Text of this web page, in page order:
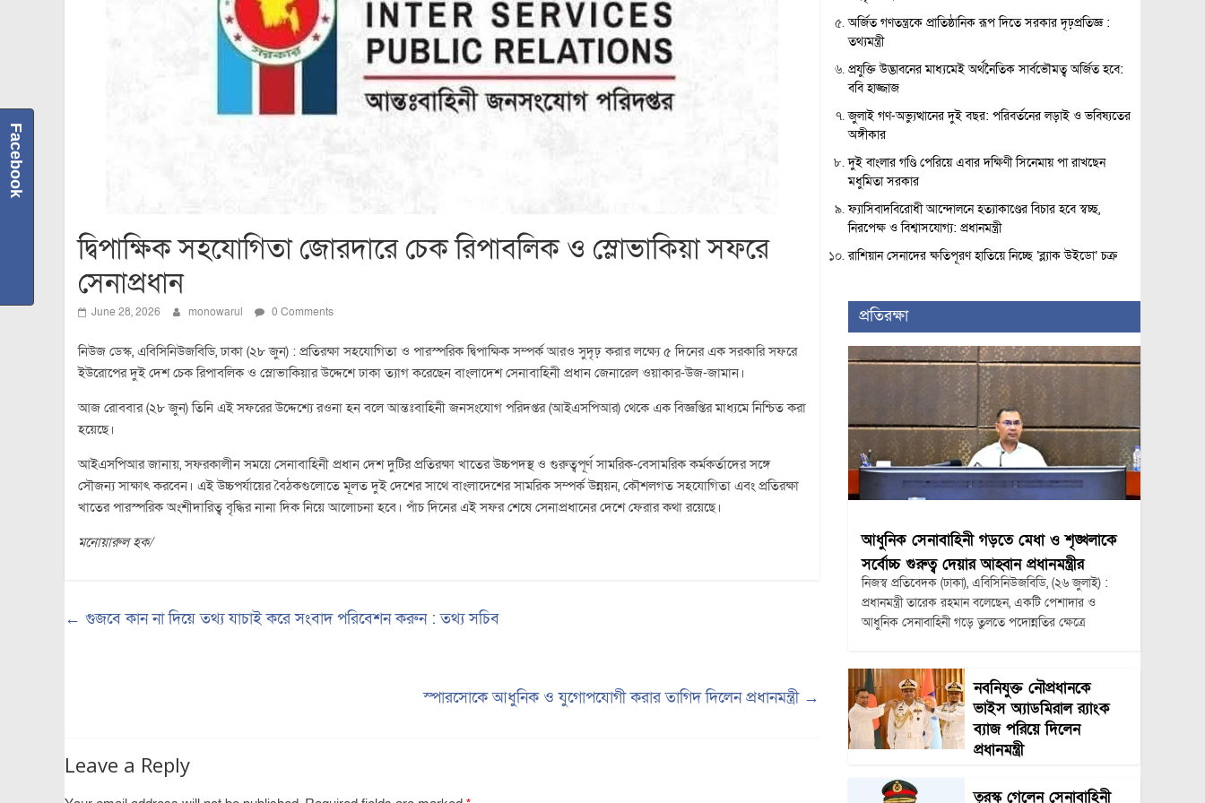
দ্বিপাক্ষিক সহযোগিতা জোরদারে চেক রিপাবলিক ও স্লোভাকিয়া সফরে
সেনাপ্রধান
June 28, 2026 monowarul 0 Comments
নিউজ ডেস্ক, এবিসিনিউজবিডি, ঢাকা (২৮ জুন) : প্রতিরক্ষা সহযোগিতা ও পারস্পরিক দ্বিপাক্ষিক সম্পর্ক আরও সুদৃঢ় করার লক্ষ্যে ৫ দিনের এক সরকারি সফরে
ইউরোপের দুই দেশ চেক রিপাবলিক ও স্লোভাকিয়ার উদ্দেশে ঢাকা ত্যাগ করেছেন বাংলাদেশ সেনাবাহিনী প্রধান জেনারেল ওয়াকার-উজ-জামান।
আজ রোববার (২৮ জুন) তিনি এই সফরের উদ্দেশ্যে রওনা হন বলে আন্তঃবাহিনী জনসংযোগ পরিদপ্তর (আইএসপিআর) থেকে এক বিজ্ঞপ্তির মাধ্যমে নিশ্চিত করা
হয়েছে।
আইএসপিআর জানায়, সফরকালীন সময়ে সেনাবাহিনী প্রধান দেশ দুটির প্রতিরক্ষা খাতের উচ্চপদস্থ ও গুরুত্বপূর্ণ সামরিক-বেসামরিক কর্মকর্তাদের সঙ্গে
সৌজন্য সাক্ষাৎ করবেন। এই উচ্চপর্যায়ের বৈঠকগুলোতে মূলত দুই দেশের সাথে বাংলাদেশের সামরিক সম্পর্ক উন্নয়ন, কৌশলগত সহযোগিতা এবং প্রতিরক্ষা
খাতের পারস্পরিক অংশীদারিত্ব বৃদ্ধির নানা দিক নিয়ে আলোচনা হবে। পাঁচ দিনের এই সফর শেষে সেনাপ্রধানের দেশে ফেরার কথা রয়েছে।
মনোয়ারুল হক/
← গুজবে কান না দিয়ে তথ্য যাচাই করে সংবাদ পরিবেশন করুন : তথ্য সচিব
স্পারসোকে আধুনিক ও যুগোপযোগী করার তাগিদ দিলেন প্রধানমন্ত্রী →
Leave a Reply
অর্জিত গণতন্ত্রকে প্রাতিষ্ঠানিক রূপ দিতে সরকার দৃঢ়প্রতিজ্ঞ :
তথ্যমন্ত্রী
প্রযুক্তি উদ্ভাবনের মাধ্যমেই অর্থনৈতিক সার্বভৌমত্ব অর্জিত হবে:
ববি হাজ্জাজ
জুলাই গণ-অভ্যুত্থানের দুই বছর: পরিবর্তনের লড়াই ও ভবিষ্যতের
অঙ্গীকার
দুই বাংলার গণ্ডি পেরিয়ে এবার দক্ষিণী সিনেমায় পা রাখছেন
মধুমিতা সরকার
ফ্যাসিবাদবিরোধী আন্দোলনে হত্যাকাণ্ডের বিচার হবে স্বচ্ছ,
নিরপেক্ষ ও বিশ্বাসযোগ্য: প্রধানমন্ত্রী
রাশিয়ান সেনাদের ক্ষতিপূরণ হাতিয়ে নিচ্ছে ‘ব্ল্যাক উইডো’ চক্র
প্রতিরক্ষা
আধুনিক সেনাবাহিনী গড়তে মেধা ও শৃঙ্খলাকে
সর্বোচ্চ গুরুত্ব দেয়ার আহ্বান প্রধানমন্ত্রীর
নিজস্ব প্রতিবেদক (ঢাকা), এবিসিনিউজবিডি, (২৬ জুলাই) :
প্রধানমন্ত্রী তারেক রহমান বলেছেন, একটি পেশাদার ও
আধুনিক সেনাবাহিনী গড়ে তুলতে পদোন্নতির ক্ষেত্রে
নবনিযুক্ত নৌপ্রধানকে
ভাইস অ্যাডমিরাল র‍্যাংক
ব্যাজ পরিয়ে দিলেন
প্রধানমন্ত্রী
তুরস্ক গেলেন সেনাবাহিনী
Facebook